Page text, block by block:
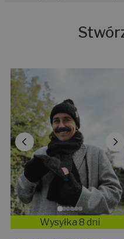
Wysyłka 8 dni